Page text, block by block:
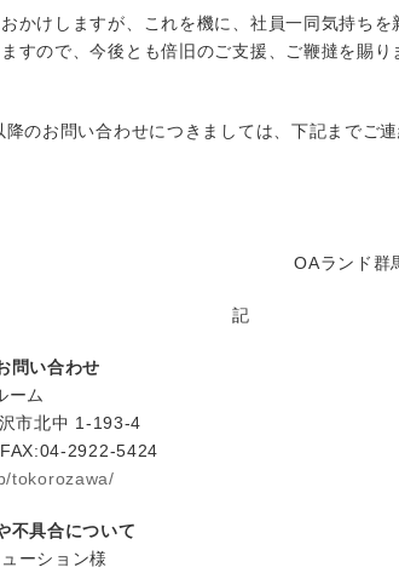
かけしますが、これを機に、社員一同気持ちを
すので、今後とも倍旧のご支援、ご鞭撻を賜
降のお問い合わせにつきましては、下記までご
OAランド群
記
問い合わせ
ーム
市北中 1-193-4
2922-5424
tokorozawa/
不具合について
ーション様